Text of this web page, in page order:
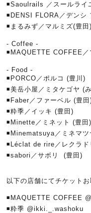
◾️Saoulrails ／スールライ
◾️DENSI FLORA／デンシ
◾️まるみず／マルミズ(豊田)
- Coffee -
◾️MAQUETTE COFFEE
- Food -
◾️PORCO／ポルコ (豊川)
◾️美岳小屋／ミタケゴヤ (
◾️Faber／ファーベル (豊田
◾️粋季／イッキ (豊田)
◾️Minette／ミネット (豊田)
◾️Minematsuya／ミネマ
◾️Léclat de rire／レクラ
◾️sabori／サボリ (豊田)
以下の店舗にてチケットお
◾️MAQUETTE COFFEE
◾️粋季 @ikki._.washoku